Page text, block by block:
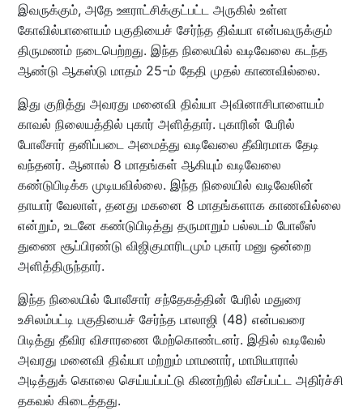
இவருக்கும், அதே ஊராட்சிக்குட்பட்ட அருகில் உள்ள
கோவில்பாளையம் பகுதியைச் சேர்ந்த திவ்யா என்பவருக்கும்
திருமணம் நடைபெற்றது. இந்த நிலையில் வடிவேலை கடந்த
ஆண்டு ஆகஸ்டு மாதம் 25-ம் தேதி முதல் காணவில்லை.
இது குறித்து அவரது மனைவி திவ்யா அவினாசிபாளையம்
காவல் நிலையத்தில் புகார் அளித்தார். புகாரின் பேரில்
போலீசார் தனிப்படை அமைத்து வடிவேலை தீவிரமாக தேடி
வந்தனர். ஆனால் 8 மாதங்கள் ஆகியும் வடிவேலை
கண்டுபிடிக்க முடியவில்லை. இந்த நிலையில் வடிவேலின்
தாயார் வேலாள், தனது மகனை 8 மாதங்களாக காணவில்லை
என்றும், உடனே கண்டுபிடித்து தருமாறும் பல்லடம் போலீஸ்
துணை சூப்பிரண்டு விஜிகுமாரிடமும் புகார் மனு ஒன்றை
அளித்திருந்தார்.
இந்த நிலையில் போலீசார் சந்தேகத்தின் பேரில் மதுரை
உசிலம்பட்டி பகுதியைச் சேர்ந்த பாலாஜி (48) என்பவரை
பிடித்து தீவிர விசாரணை மேற்கொண்டனர். இதில் வடிவேல்
அவரது மனைவி திவ்யா மற்றும் மாமனார், மாமியாரால்
அடித்துக் கொலை செய்யப்பட்டு கிணற்றில் வீசப்பட்ட அதிர்ச்சி
தகவல் கிடைத்தது.